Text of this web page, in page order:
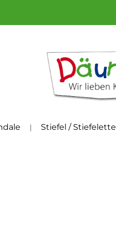
Stiefel / Stiefelette